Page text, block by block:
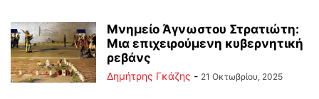
Μνημείο Άγνωστου Στρατιώτη:
Μια επιχειρούμενη κυβερνητική
ρεβάνς
Δημήτρης Γκάζης - 21 Οκτωβρίου, 2025